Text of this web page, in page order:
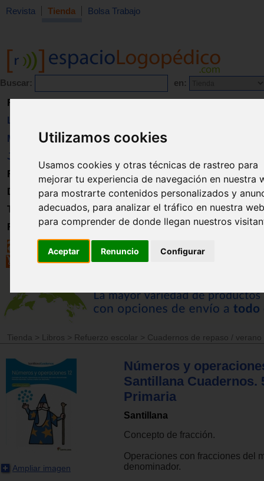
Utilizamos cookies
Usamos cookies y otras técnicas de rastreo para
mejorar tu experiencia de navegación en nuestra
para mostrarte contenidos personalizados y
adecuados, para analizar el tráfico en nuestra
para comprender de donde llegan nuestros
Aceptar Renuncio Configurar
Revista Tienda Bolsa Trabajo
Buscar: en:
Revista
Libros
Material
Juguetes
Formación
Directorio
Trabajo
Registro
Tienda > Libros > Refuerzo escolar > Cuadernos de repaso / verano
Ampliar imagen
Números y
Santillana Cuadernos.
Primaria
Santillana
Concepto de fracción.
Operaciones con fracciones del
denominador.